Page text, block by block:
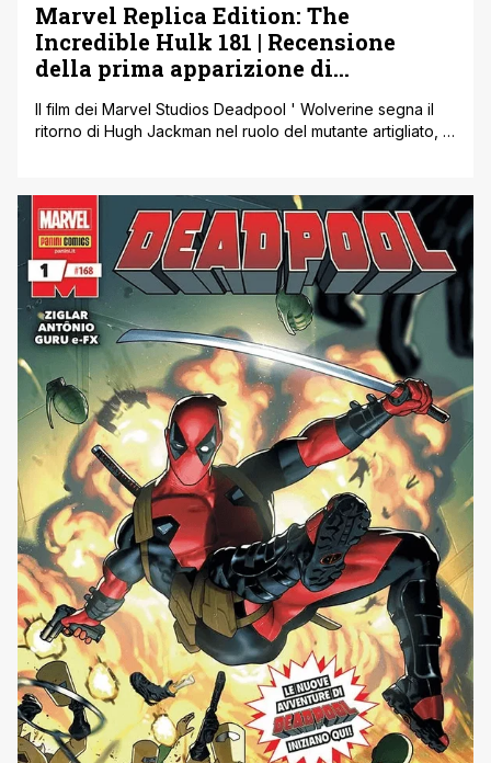
Marvel Replica Edition: The
Incredible Hulk 181 | Recensione
della prima apparizione di
Il film dei Marvel Studios Deadpool ' Wolverine segna il
ritorno di Hugh Jackman nel ruolo del mutante artigliato, e
Panini ha pensato di pubblicare infatti tra le sue Marvel
Replica Edition anche The Incredible Hulk 181, in
un’edizione semi-anastatica [']